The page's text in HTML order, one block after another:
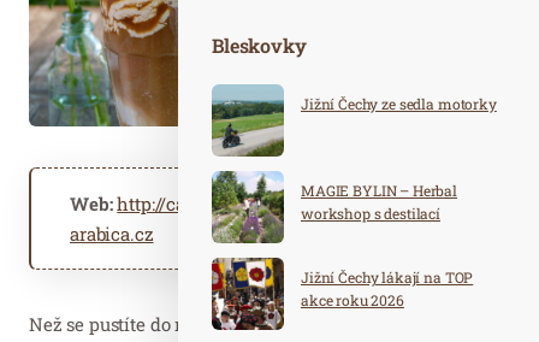
Web:http://cajova-zahrada.czhttp://kava-
arabica.cz
Než se pustíte do receptu, přečtěte si, na co si dát při
Bleskovky
Jižní Čechy ze sedla motorky
MAGIE BYLIN – Herbal
workshop s destilací
Jižní Čechy lákají na TOP
akce roku 2026